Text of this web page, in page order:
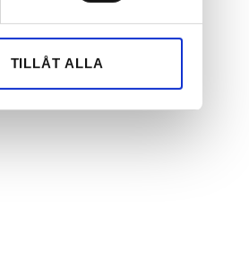
information från din enhet
kombinera informationen
TILLÅT ALLA